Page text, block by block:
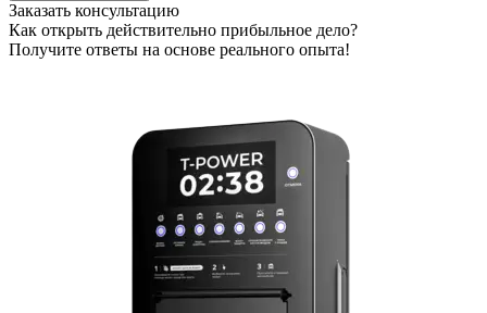
Заказать консультацию
Как открыть действительно прибыльное дело?
Получите ответы на основе реального опыта!